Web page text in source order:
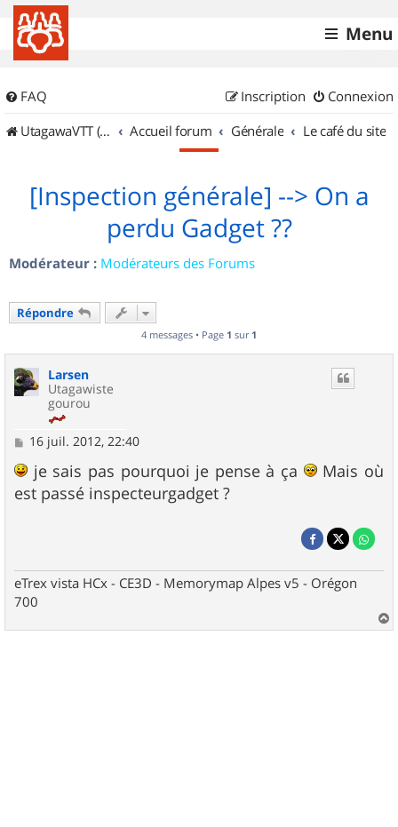
Menu
FAQ Connexion
Inscription
UtagawaVTT (Randos VTT et VTTAE avec traces GPS)
Accueil forum Générale Le café du site
[Inspection générale] --> On a
perdu Gadget ??
Modérateur : Modérateurs des Forums
Répondre
4 messages • Page 1 sur 1
Larsen
Utagawiste
gourou
M
s
a
16 juil. 2012, 22:40
je sais pas pourquoi je pense à ça
Mais où
est passé inspecteurgadget ?
eTrex vista HCx - CE3D - Memorymap Alpes v5 - Orégon
700
a